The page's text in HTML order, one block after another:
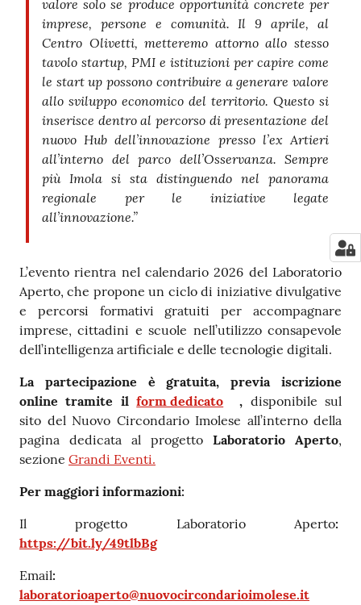
valore solo se produce opportunità concrete per
imprese, persone e comunità. Il 9 aprile, al
Centro Olivetti, metteremo attorno allo stesso
tavolo startup, PMI e istituzioni per capire come
le start up possono contribuire a generare valore
allo sviluppo economico del territorio. Questo si
inserisce dentro al percorso di presentazione del
nuovo Hub dell’innovazione presso l’ex Artieri
all’interno del parco dell’Osservanza. Sempre
più Imola si sta distinguendo nel panorama
regionale per le iniziative legate
all’innovazione.”
L’evento rientra nel calendario 2026 del Laboratorio
Aperto, che propone un ciclo di iniziative divulgative
e percorsi formativi gratuiti per accompagnare
imprese, cittadini e scuole nell’utilizzo consapevole
dell’intelligenza artificiale e delle tecnologie digitali.
La partecipazione è gratuita, previa iscrizione
online tramite ilform dedicato , disponibile sul
sito del Nuovo Circondario Imolese all’interno della
pagina dedicata al progetto Laboratorio Aperto,
sezione Grandi Eventi.
Per maggiori informazioni:
Il progetto Laboratorio Aperto:
https://bit.ly/49tlbBg
Email:
laboratorioaperto@nuovocircondarioimolese.it